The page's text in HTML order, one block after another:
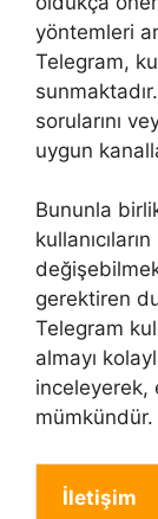
yöntemleri
Telegram,
sorularını
uygun
Bununla
gerektiren
Telegram
almayı
inceleyerek,
mümkündür.
İletişim